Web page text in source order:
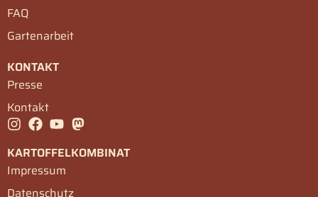
FAQ
Gartenarbeit
KONTAKT
Presse
Kontakt
KARTOFFELKOMBINAT
Impressum
Datenschutz